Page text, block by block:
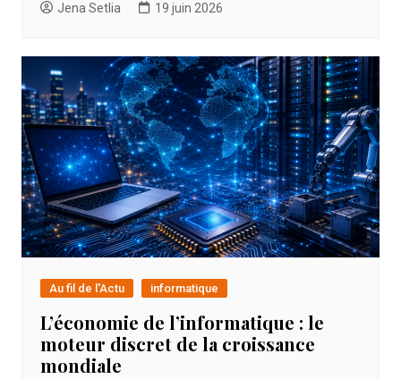
Jena Setlia 19 juin 2026
Au fil de l'Actu informatique
L’économie de l’informatique : le
moteur discret de la croissance
mondiale